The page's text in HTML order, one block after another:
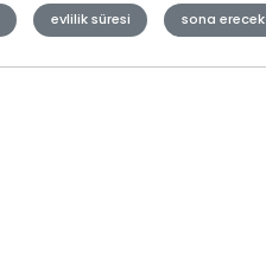
evlilik süresi sona erecek